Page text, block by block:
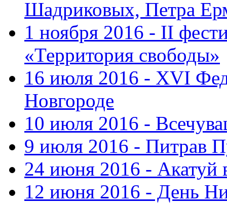
Шадриковых, Петра
1 ноября 2016 - II
«Территория свободы»
16 июля 2016 - XVI
Новгороде
10 июля 2016 -
9 июля 2016 - Питрав
24 июня 2016 - Акатуй
12 июня 2016 - День